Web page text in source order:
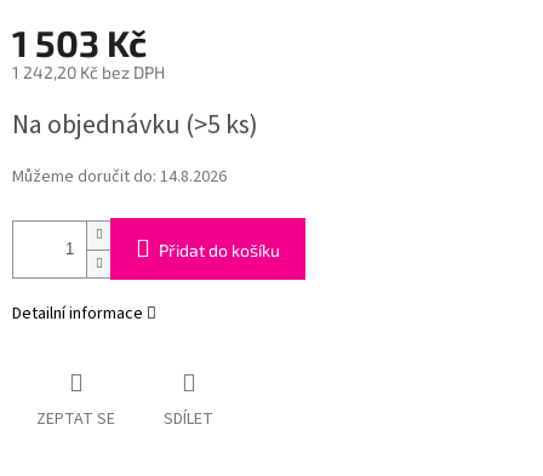
1 503 Kč
1 242,20 Kč bez DPH
cena:
Na objednávku (>5 ks)
Můžeme doručit do: 14.8.2026
Přidat do košíku
Detailní informace
ZEPTAT SE SDÍLET